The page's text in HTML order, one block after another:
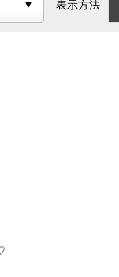
ロート製薬表示方法